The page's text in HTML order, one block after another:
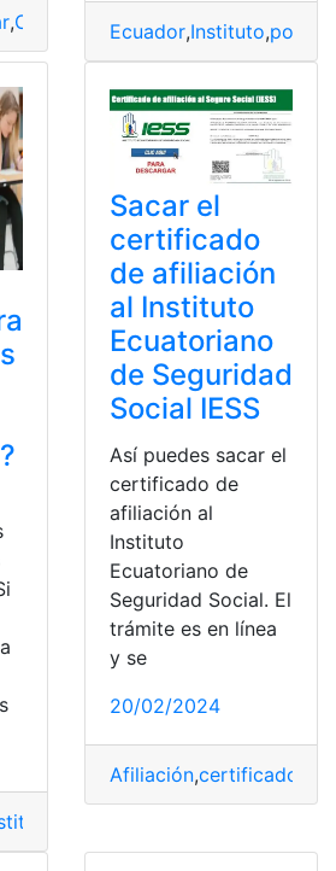
,Cronograma,Instituto ,Simón ,
Ecuador,Instituto,
Sacar el
certificado
de afiliación
al Instituto
Ecuatoriano
de Seguridad
Social IESS
Así puedes sacar el
certificado de
afiliación al
Instituto
Ecuatoriano de
Seguridad Social. El
trámite es en línea
y se
20/02/2024
Afiliación,certificado